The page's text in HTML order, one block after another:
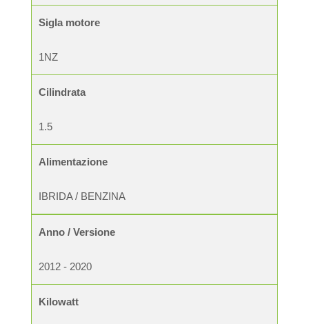
Sigla motore
1NZ
Cilindrata
1.5
Alimentazione
IBRIDA / BENZINA
Anno / Versione
2012 - 2020
Kilowatt